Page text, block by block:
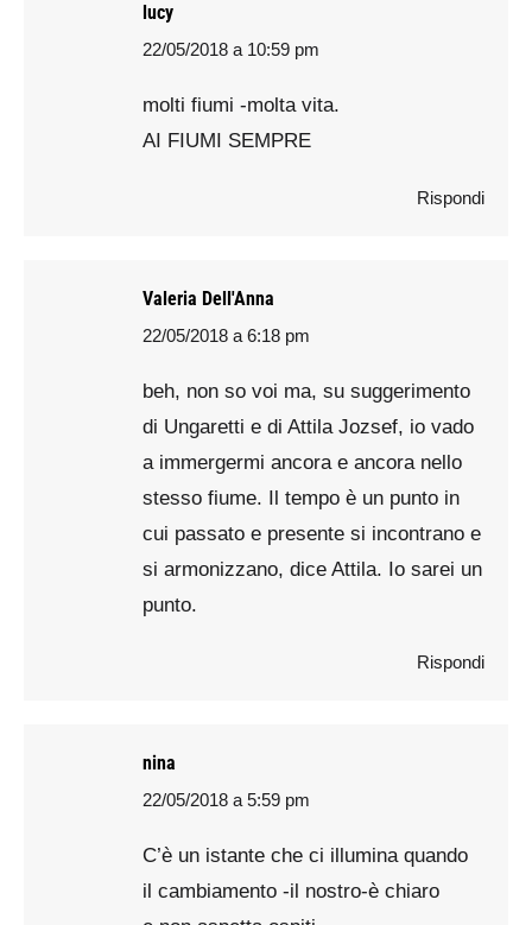
lucy
says:
22/05/2018 a 10:59 pm
molti fiumi -molta vita.
AI FIUMI SEMPRE
Rispondi
Valeria Dell'Anna
says:
22/05/2018 a 6:18 pm
beh, non so voi ma, su suggerimento
di Ungaretti e di Attila Jozsef, io vado
a immergermi ancora e ancora nello
stesso fiume. Il tempo è un punto in
cui passato e presente si incontrano e
si armonizzano, dice Attila. Io sarei un
punto.
Rispondi
nina
says:
22/05/2018 a 5:59 pm
C’è un istante che ci illumina quando
il cambiamento -il nostro-è chiaro